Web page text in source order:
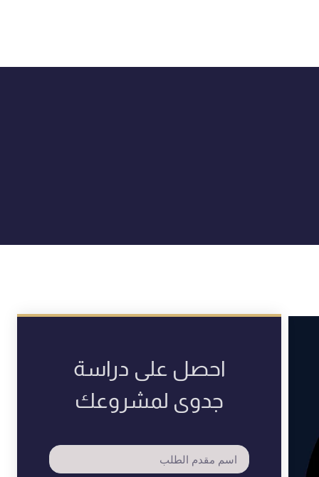
احصل على دراسة
جدوى لمشروعك